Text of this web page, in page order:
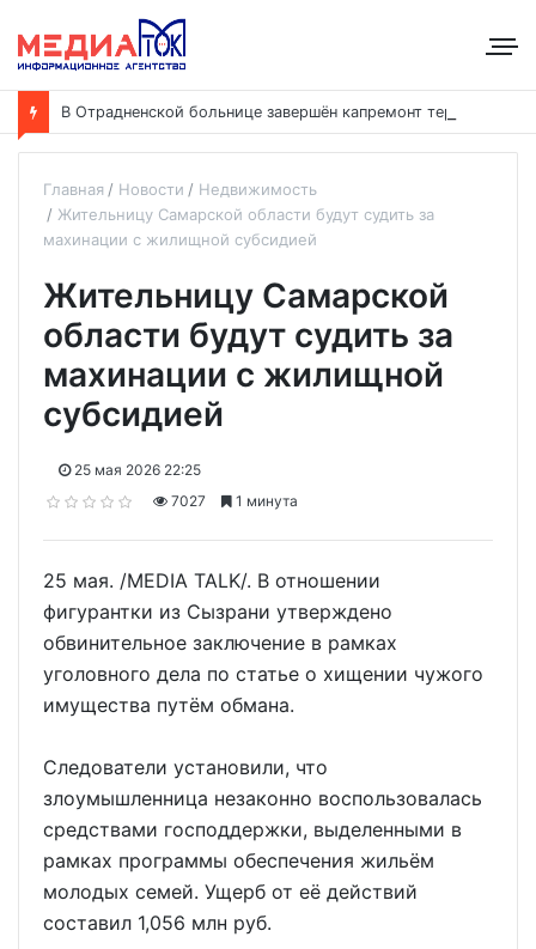
Главная Новости
Недвижимость
Жительницу Самарской области будут судить за
махинации с жилищной субсидией
Жительницу Самарской
области будут судить за
махинации с жилищной
субсидией
25 мая 2026 22:25
7027
1 минута
25 мая. /MEDIA TALK/. В отношении
фигурантки из Сызрани утверждено
обвинительное заключение в рамках
уголовного дела по статье о хищении чужого
имущества путём обмана.
Следователи установили, что
злоумышленница незаконно воспользовалась
средствами господдержки, выделенными в
рамках программы обеспечения жильём
молодых семей. Ущерб от её действий
составил 1,056 млн руб.